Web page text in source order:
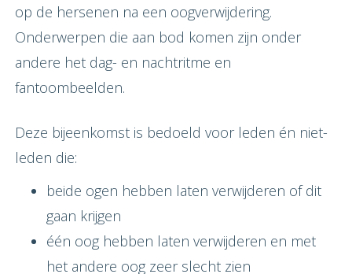
op de hersenen na een oogverwijdering.
Onderwerpen die aan bod komen zijn onder
andere het dag- en nachtritme en
fantoombeelden.
Deze bijeenkomst is bedoeld voor leden én niet-
leden die:
beide ogen hebben laten verwijderen of dit
gaan krijgen
één oog hebben laten verwijderen en met
het andere oog zeer slecht zien